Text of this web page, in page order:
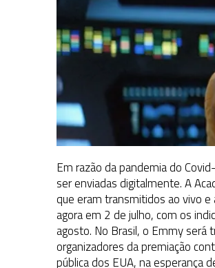
Em razão da pandemia do
ser enviadas digitalmente. A
que eram transmitidos ao vivo e
agora em 2 de julho, com os
agosto. No Brasil, o Emmy
organizadores da premiação
pública dos EUA, na esperança